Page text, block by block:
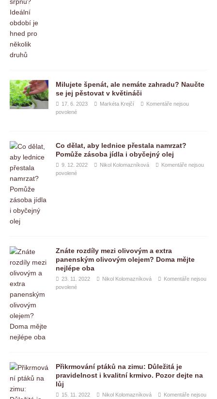
Milujete špenát, ale nemáte zahradu? Naučte
se jej pěstovat v květináči
17. 6. 2023 Markéta Krejčí
Komentáře nejsou
povolené
Co dělat, aby lednice přestala namrzat?
Pomůže zásoba jídla i obyčejný olej
9. 12. 2022 Nikol Kolomazníková
Komentáře nejsou
povolené
Znáte rozdíly mezi olivovým a extra
panenským olivovým olejem? Doma mějte
nejlépe oba
23. 11. 2022 Nikol Kolomazníková
Komentáře nejsou
povolené
Přikrmování ptáků na zimu: Důležitá je
pravidelnost i kvalitní krmivo. Pozor dejte na
lůj
15. 11. 2022 Nikol Kolomazníková
Komentáře nejsou